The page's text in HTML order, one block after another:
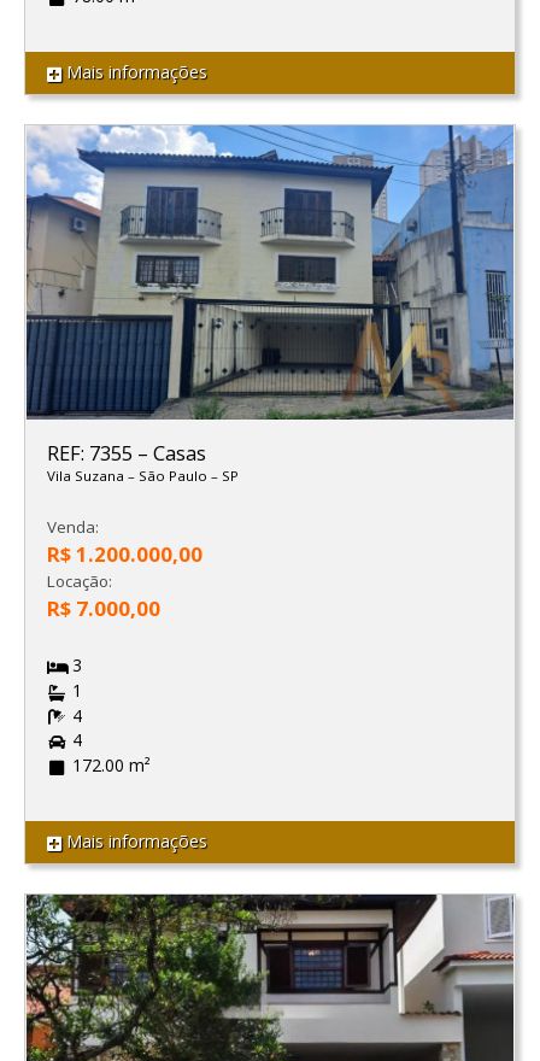
Mais informações
REF: 7355 – Casas
Vila Suzana – São Paulo – SP
Venda:
R$ 1.200.000,00
Locação:
R$ 7.000,00
3
1
4
4
172.00 m²
Mais informações